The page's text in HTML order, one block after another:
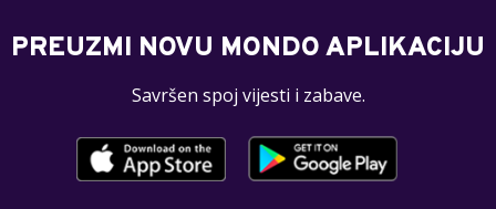
PREUZMI NOVU MONDO APLIKACIJU
Savršen spoj vijesti i zabave.